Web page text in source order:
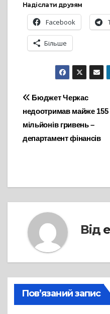
Надіслати друзям
Facebook
Більше
Навігація
записів
Бюджет Черкас
недоотримав майже 155
мільйонів гривень –
департамент фінансів
Від
Пов’язаний запис